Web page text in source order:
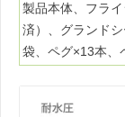
製品本体、フラ
済）、グランド
袋、ペグ×13本、